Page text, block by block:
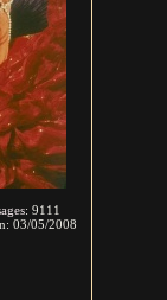
: 9111
03/05/2008